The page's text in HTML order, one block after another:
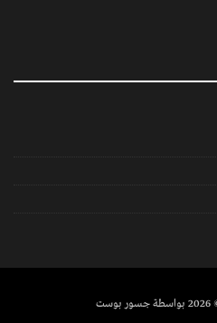
جسور بوست